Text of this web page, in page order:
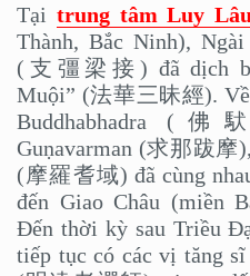
Tại trung tâm Luy Lâu
Thành, Bắc Ninh),
(支彊梁接) đã dịch
Muội” (法華三昧經). Về
Buddhabhadra (佛
Guṇavarman (求那跋摩
(摩羅耆域) đã cùng
đến Giao Châu (miền
Đến thời kỳ sau Triều
tiếp tục có các vị tăng